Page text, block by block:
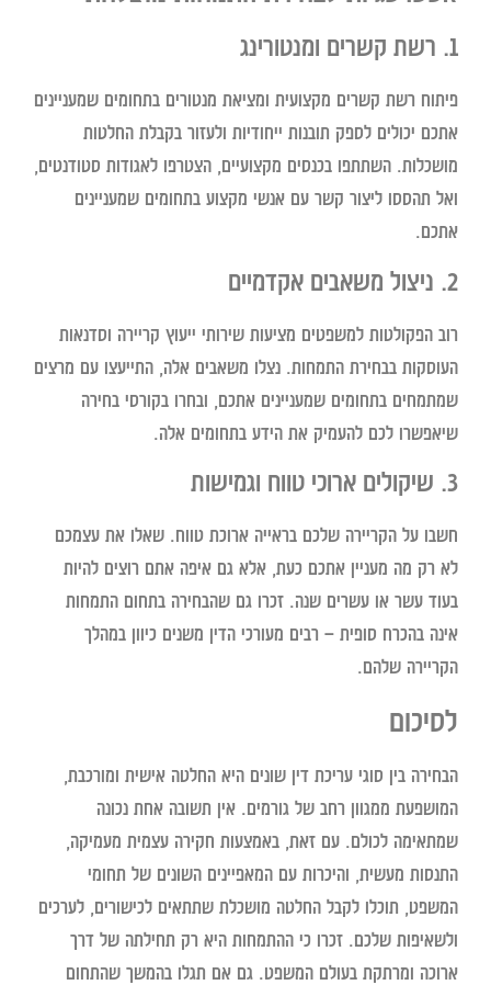
פיתוח רשת קשרים מקצועית ומציאת מנטורים בתחומים שמעניינים
אתכם יכולים לספק תובנות ייחודיות ולעזור בקבלת החלטות
מושכלות. השתתפו בכנסים מקצועיים, הצטרפו לאגודות סטודנטים,
ואל תהססו ליצור קשר עם אנשי מקצוע בתחומים שמעניינים
אתכם.
רוב הפקולטות למשפטים מציעות שירותי ייעוץ קריירה וסדנאות
העוסקות בבחירת התמחות. נצלו משאבים אלה, התייעצו עם מרצים
שמתמחים בתחומים שמעניינים אתכם, ובחרו בקורסי בחירה
שיאפשרו לכם להעמיק את הידע בתחומים אלה.
חשבו על הקריירה שלכם בראייה ארוכת טווח. שאלו את עצמכם
לא רק מה מעניין אתכם כעת, אלא גם איפה אתם רוצים להיות
בעוד עשר או עשרים שנה. זכרו גם שהבחירה בתחום התמחות
אינה בהכרח סופית – רבים מעורכי הדין משנים כיוון במהלך
הקריירה שלהם.
לסיכום
הבחירה בין סוגי עריכת דין שונים היא החלטה אישית ומורכבת,
המושפעת ממגוון רחב של גורמים. אין תשובה אחת נכונה
שמתאימה לכולם. עם זאת, באמצעות חקירה עצמית מעמיקה,
התנסות מעשית, והיכרות עם המאפיינים השונים של תחומי
המשפט, תוכלו לקבל החלטה מושכלת שתתאים לכישורים, לערכים
ולשאיפות שלכם. זכרו כי ההתמחות היא רק תחילתה של דרך
ארוכה ומרתקת בעולם המשפט. גם אם תגלו בהמשך שהתחום